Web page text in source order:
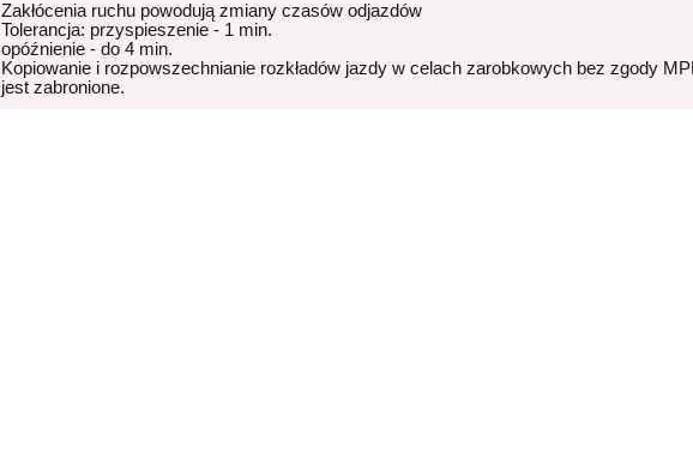
Zakłócenia ruchu powodują zmiany czasów odjazdów
Tolerancja: przyspieszenie - 1 min.
opóźnienie - do 4 min.
Kopiowanie i rozpowszechnianie rozkładów jazdy w celach zarobkowych bez zgody
jest zabronione.